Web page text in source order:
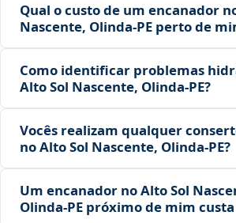
Qual o custo de um encanador
Nascente, Olinda‑PE perto de
Como identificar problemas
Alto Sol Nascente, Olinda‑PE?
Vocês realizam qualquer
no Alto Sol Nascente, Olinda‑PE?
Um encanador no Alto Sol
Olinda‑PE próximo de mim